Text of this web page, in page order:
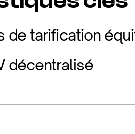
de tarification
décentralisé